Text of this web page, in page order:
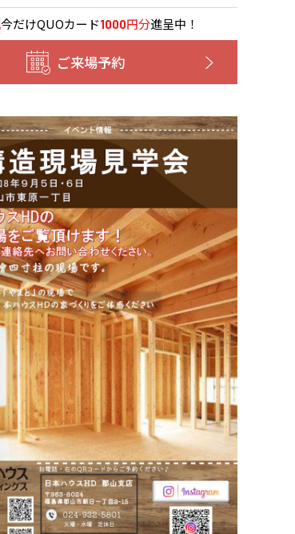
今だけQUOカード1000円分進呈中！
ご来場予約